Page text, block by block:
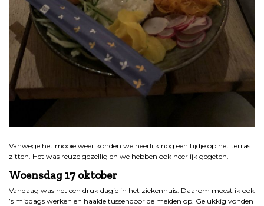
Vanwege het mooie weer konden we heerlijk nog een tijdje op het terras
zitten. Het was reuze gezellig en we hebben ook heerlijk gegeten.
Woensdag 17 oktober
Vandaag was het een druk dagje in het ziekenhuis. Daarom moest ik ook
’s middags werken en haalde tussendoor de meiden op. Gelukkig vonden